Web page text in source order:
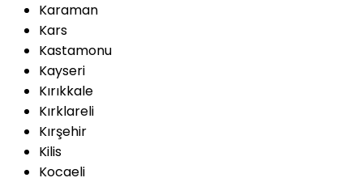
Karaman
Kars
Kastamonu
Kayseri
Kırıkkale
Kırklareli
Kırşehir
Kilis
Kocaeli